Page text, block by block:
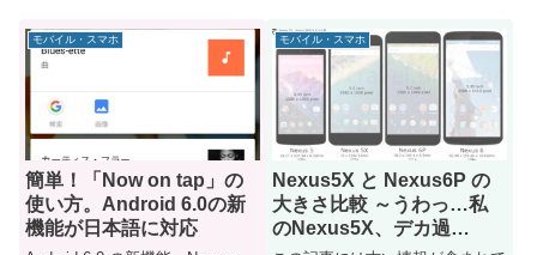
モバイル・スマホ
簡単！「Now on tap」の
使い方。Android 6.0の新
機能が日本語に対応
モバイル・スマホ
Nexus5X と Nexus6P の
大きさ比較 ～うわっ…私
のNexus5X、デカ過